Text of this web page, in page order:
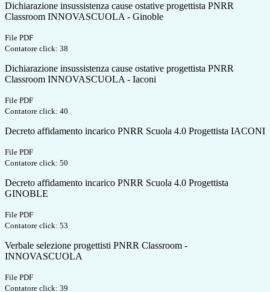
Dichiarazione insussistenza cause ostative progettista PNRR
Classroom INNOVASCUOLA - Ginoble
File PDF
Contatore click: 38
Dichiarazione insussistenza cause ostative progettista PNRR
Classroom INNOVASCUOLA - Iaconi
File PDF
Contatore click: 40
Decreto affidamento incarico PNRR Scuola 4.0 Progettista IACONI
File PDF
Contatore click: 50
Decreto affidamento incarico PNRR Scuola 4.0 Progettista
GINOBLE
File PDF
Contatore click: 53
Verbale selezione progettisti PNRR Classroom -
INNOVASCUOLA
File PDF
Contatore click: 39